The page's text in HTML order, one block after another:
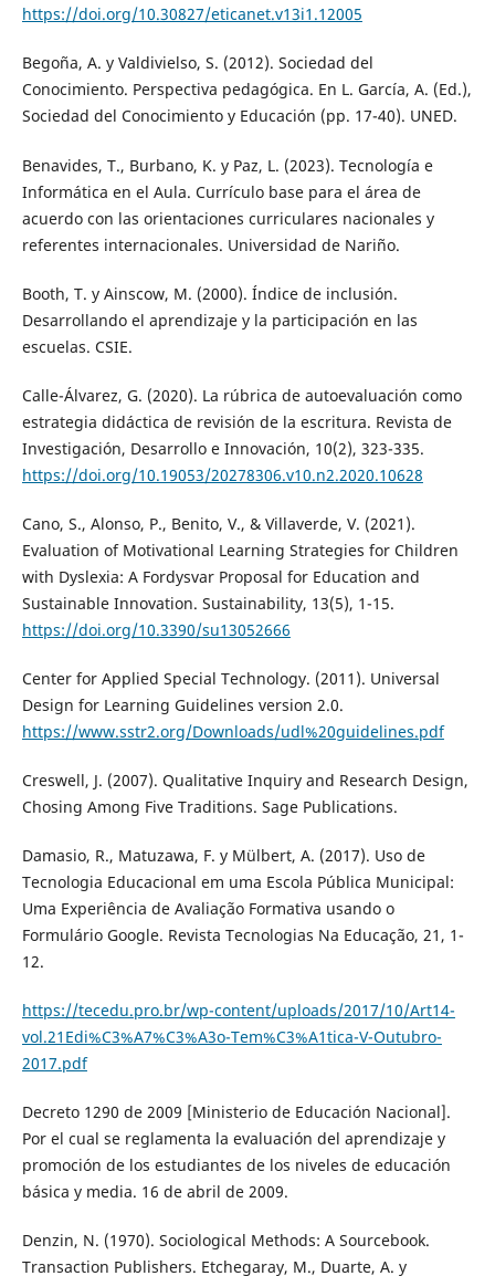
https://doi.org/10.30827/eticanet.v13i1.12005
Begoña, A. y Valdivielso, S. (2012). Sociedad del
Conocimiento. Perspectiva pedagógica. En L. García, A. (Ed.),
Sociedad del Conocimiento y Educación (pp. 17-40). UNED.
Benavides, T., Burbano, K. y Paz, L. (2023). Tecnología e
Informática en el Aula. Currículo base para el área de
acuerdo con las orientaciones curriculares nacionales y
referentes internacionales. Universidad de Nariño.
Booth, T. y Ainscow, M. (2000). Índice de inclusión.
Desarrollando el aprendizaje y la participación en las
escuelas. CSIE.
Calle-Álvarez, G. (2020). La rúbrica de autoevaluación como
estrategia didáctica de revisión de la escritura. Revista de
Investigación, Desarrollo e Innovación, 10(2), 323-335.
https://doi.org/10.19053/20278306.v10.n2.2020.10628
Cano, S., Alonso, P., Benito, V., & Villaverde, V. (2021).
Evaluation of Motivational Learning Strategies for Children
with Dyslexia: A Fordysvar Proposal for Education and
Sustainable Innovation. Sustainability, 13(5), 1-15.
https://doi.org/10.3390/su13052666
Center for Applied Special Technology. (2011). Universal
Design for Learning Guidelines version 2.0.
https://www.sstr2.org/Downloads/udl%20guidelines.pdf
Creswell, J. (2007). Qualitative Inquiry and Research Design,
Chosing Among Five Traditions. Sage Publications.
Damasio, R., Matuzawa, F. y Mülbert, A. (2017). Uso de
Tecnologia Educacional em uma Escola Pública Municipal:
Uma Experiência de Avaliação Formativa usando o
Formulário Google. Revista Tecnologias Na Educação, 21, 1-
12.
https://tecedu.pro.br/wp-content/uploads/2017/10/Art14-
vol.21Edi%C3%A7%C3%A3o-Tem%C3%A1tica-V-Outubro-
2017.pdf
Decreto 1290 de 2009 [Ministerio de Educación Nacional].
Por el cual se reglamenta la evaluación del aprendizaje y
promoción de los estudiantes de los niveles de educación
básica y media. 16 de abril de 2009.
Denzin, N. (1970). Sociological Methods: A Sourcebook.
Transaction Publishers. Etchegaray, M., Duarte, A. y